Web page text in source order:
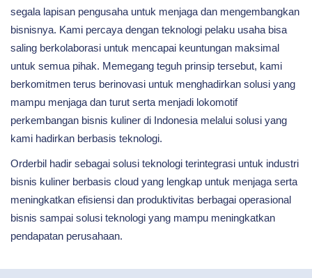
segala lapisan pengusaha untuk menjaga dan mengembangkan
bisnisnya. Kami percaya dengan teknologi pelaku usaha bisa
saling berkolaborasi untuk mencapai keuntungan maksimal
untuk semua pihak. Memegang teguh prinsip tersebut, kami
berkomitmen terus berinovasi untuk menghadirkan solusi yang
mampu menjaga dan turut serta menjadi lokomotif
perkembangan bisnis kuliner di Indonesia melalui solusi yang
kami hadirkan berbasis teknologi.
Orderbil hadir sebagai solusi teknologi terintegrasi untuk industri
bisnis kuliner berbasis cloud yang lengkap untuk menjaga serta
meningkatkan efisiensi dan produktivitas berbagai operasional
bisnis sampai solusi teknologi yang mampu meningkatkan
pendapatan perusahaan.